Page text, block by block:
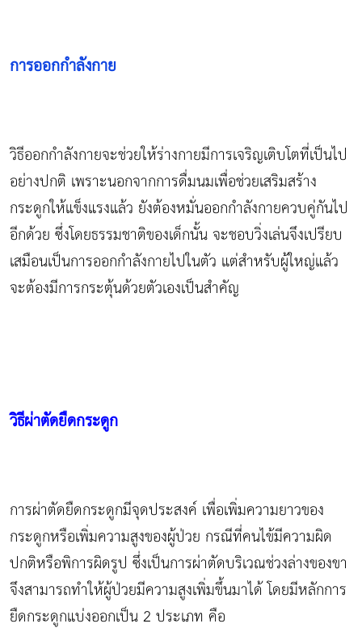
การออกกำลังกาย
วิธีออกกำลังกายจะช่วยให้ร่างกายมีการเจริญเติบโตที่เป็นไป
อย่างปกติ เพราะนอกจากการดื่มนมเพื่อช่วยเสริมสร้าง
กระดูกให้แข็งแรงแล้ว ยังต้องหมั่นออกกำลังกายควบคู่กันไป
อีกด้วย ซึ่งโดยธรรมชาติของเด็กนั้น จะชอบวิ่งเล่นจึงเปรียบ
เสมือนเป็นการออกกำลังกายไปในตัว แต่สำหรับผู้ใหญ่แล้ว
จะต้องมีการกระตุ้นด้วยตัวเองเป็นสำคัญ
วิธีผ่าตัดยืดกระดูก
การผ่าตัดยืดกระดูกมีจุดประสงค์ เพื่อเพิ่มความยาวของ
กระดูกหรือเพิ่มความสูงของผู้ป่วย กรณีที่คนไข้มีความผิด
ปกติหรือพิการผิดรูป ซึ่งเป็นการผ่าตัดบริเวณช่วงล่างของขา
จึงสามารถทำให้ผู้ป่วยมีความสูงเพิ่มขึ้นมาได้ โดยมีหลักการ
ยืดกระดูกแบ่งออกเป็น 2 ประเภท คือ